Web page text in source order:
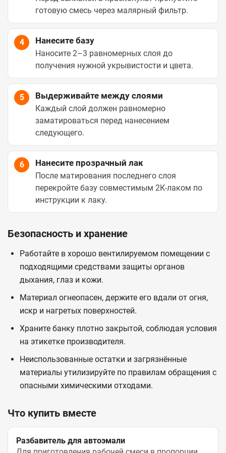
готовую смесь через малярный фильтр.
4 Нанесите базу
Наносите 2–3 равномерных слоя до
получения нужной укрывистости и цвета.
5 Выдерживайте между слоями
Каждый слой должен равномерно
заматироваться перед нанесением
следующего.
6 Нанесите прозрачный лак
После матирования последнего слоя
перекройте базу совместимым 2К-лаком по
инструкции к лаку.
Безопасность и хранение
Работайте в хорошо вентилируемом помещении с
подходящими средствами защиты органов
дыхания, глаз и кожи.
Материал огнеопасен, держите его вдали от огня,
искр и нагретых поверхностей.
Храните банку плотно закрытой, соблюдая условия
на этикетке производителя.
Неиспользованные остатки и загрязнённые
материалы утилизируйте по правилам обращения с
опасными химическими отходами.
Что купить вместе
Разбавитель для автоэмали